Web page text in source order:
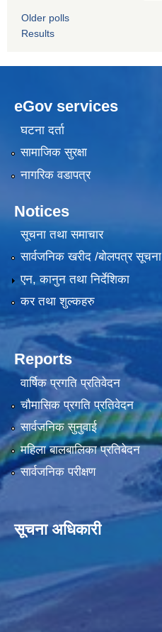
Older polls
Results
eGov services
घटना दर्ता
सामाजिक सुरक्षा
नागरिक वडापत्र
Notices
सूचना तथा समाचार
सार्वजनिक खरीद /बोलपत्र सूचना
एन, कानुन तथा निर्देशिका
कर तथा शुल्कहरु
Reports
वार्षिक प्रगति प्रतिवेदन
चौमासिक प्रगति प्रतिवेदन
सार्वजनिक सुनुवाई
महिला बालबालिका प्रतिबेदन
सार्वजनिक परीक्षण
सूचना अधिकारी